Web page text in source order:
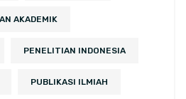
AKADEMIK
PENELITIAN INDONESIA
PUBLIKASI ILMIAH